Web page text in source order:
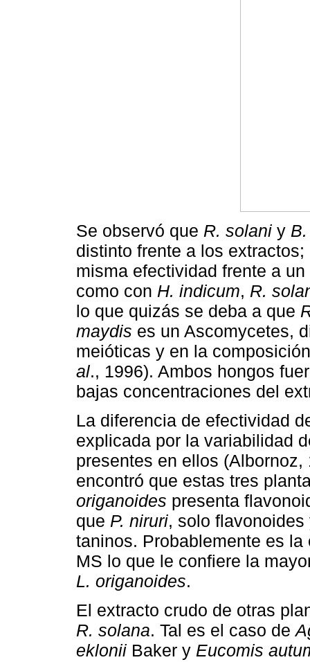
Se observó que R. solani y
distinto frente a los
misma efectividad frente a
como con H. indicum, R.
lo que quizás se deba a que
maydis es un Ascomycetes,
meióticas y en la
al., 1996). Ambos hongos
bajas concentraciones del
La diferencia de efectividad
explicada por la variabilidad
presentes en ellos
encontró que estas tres
origanoides presenta
que P. niruri, solo
taninos. Probablemente es
MS lo que le confiere la
L. origanoides.
El extracto crudo de otras
R. solana. Tal es el caso de
eklonii Baker y Eucomis